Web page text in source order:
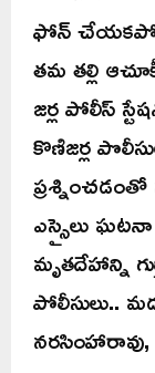
ఫోన్
తమ తల్లి
జర్ల పోలీస్
కొణిజర్ల
ఎస్సైలు ఘటనా
మృతదేహాన్ని
పోలీసులు..